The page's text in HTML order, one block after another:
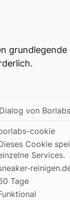
von
cookie
Cookie
Services.
Tage